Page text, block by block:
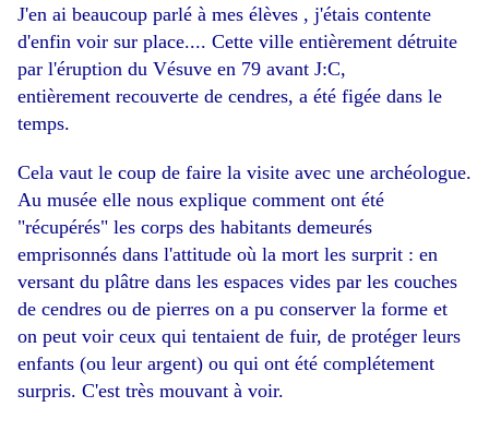
J'en ai beaucoup parlé à mes élèves , j'étais contente
d'enfin voir sur place.... Cette ville entièrement détruite
par l'éruption du Vésuve en 79 avant J:C,
entièrement recouverte de cendres, a été figée dans le
temps.
Cela vaut le coup de faire la visite avec une archéologue.
Au musée elle nous explique comment ont été
"récupérés" les corps des habitants demeurés
emprisonnés dans l'attitude où la mort les surprit : en
versant du plâtre dans les espaces vides par les couches
de cendres ou de pierres on a pu conserver la forme et
on peut voir ceux qui tentaient de fuir, de protéger leurs
enfants (ou leur argent) ou qui ont été complétement
surpris. C'est très mouvant à voir.